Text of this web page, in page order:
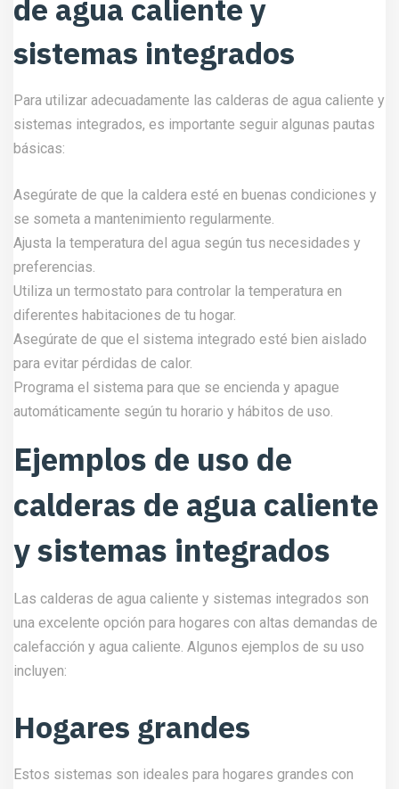
de agua caliente y
sistemas integrados
Para utilizar adecuadamente las calderas de agua caliente y
sistemas integrados, es importante seguir algunas pautas
básicas:
Asegúrate de que la caldera esté en buenas condiciones y
se someta a mantenimiento regularmente.
Ajusta la temperatura del agua según tus necesidades y
preferencias.
Utiliza un termostato para controlar la temperatura en
diferentes habitaciones de tu hogar.
Asegúrate de que el sistema integrado esté bien aislado
para evitar pérdidas de calor.
Programa el sistema para que se encienda y apague
automáticamente según tu horario y hábitos de uso.
Ejemplos de uso de
calderas de agua caliente
y sistemas integrados
Las calderas de agua caliente y sistemas integrados son
una excelente opción para hogares con altas demandas de
calefacción y agua caliente. Algunos ejemplos de su uso
incluyen:
Hogares grandes
Estos sistemas son ideales para hogares grandes con